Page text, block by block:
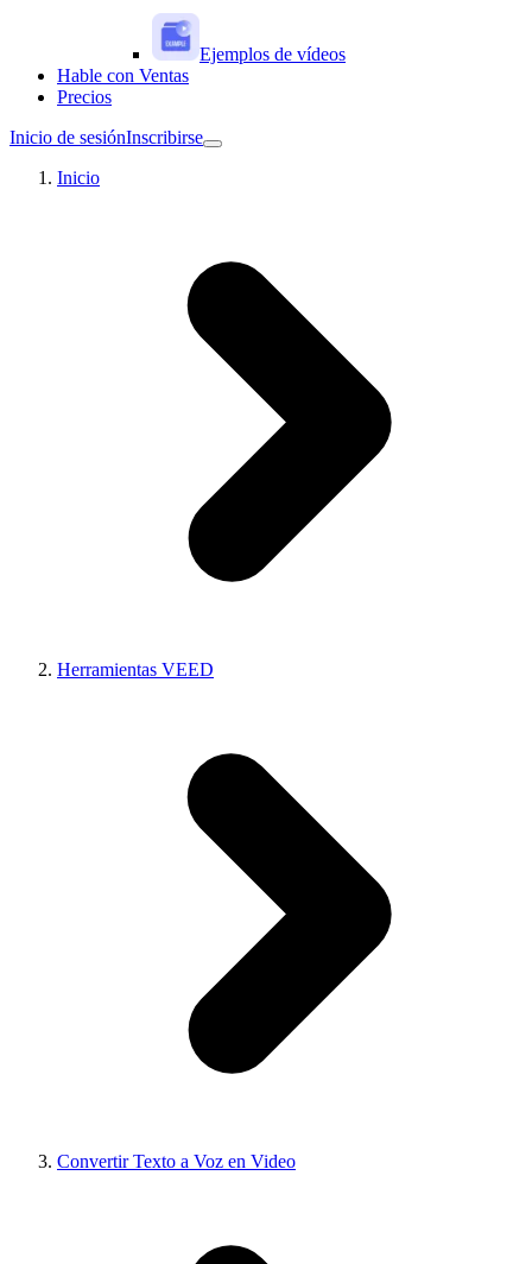
Ejemplos de vídeos
Hable con Ventas
Precios
Inicio de sesiónInscribirse
Inicio
Herramientas VEED
Convertir Texto a Voz en Video